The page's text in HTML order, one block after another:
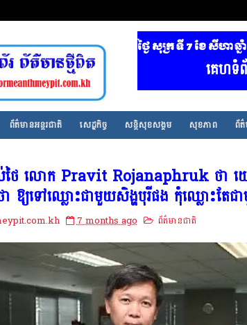
ថ្ងៃ សុក្រ ទី 7​ ខែ សីហា ឆ្ន
គេហទំព័រ
ព័ត៌មានអន្តរជាតិ សេដ្ឋកិច្ច សន្តិសុខសង្គម សុខភាព ព័ត៌
ស់ថៃ លោក Pravit Rojanaphruk ថា យ
ឱ្យទៅឈ្លោះជាមួយសិង្ហបុរីផង កុំឈ្លោះតែជា
7 months ago ព័ត៌មានជាតិ